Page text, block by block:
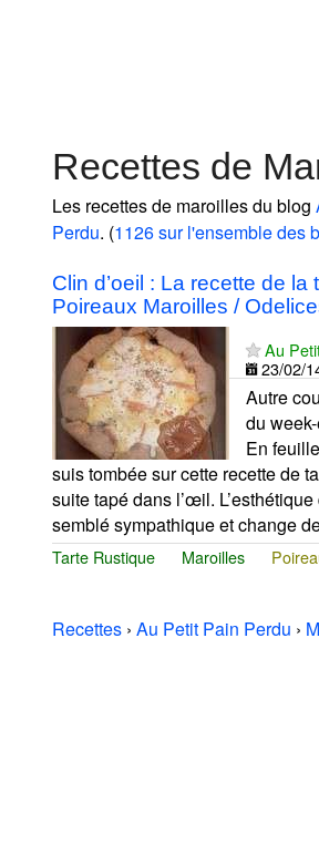
Recettes de
Les recettes de maroilles du blog
Perdu. (1126 sur l'ensemble des
Clin d’oeil : La recette de la
Poireaux Maroilles /
Au
23/02/
Autre
du
En
suis tombée sur cette recette de
suite tapé dans l’œil. L’esthétique
semblé sympathique et change
Tarte Rustique Maroilles
Recettes › Au Petit Pain Perdu ›